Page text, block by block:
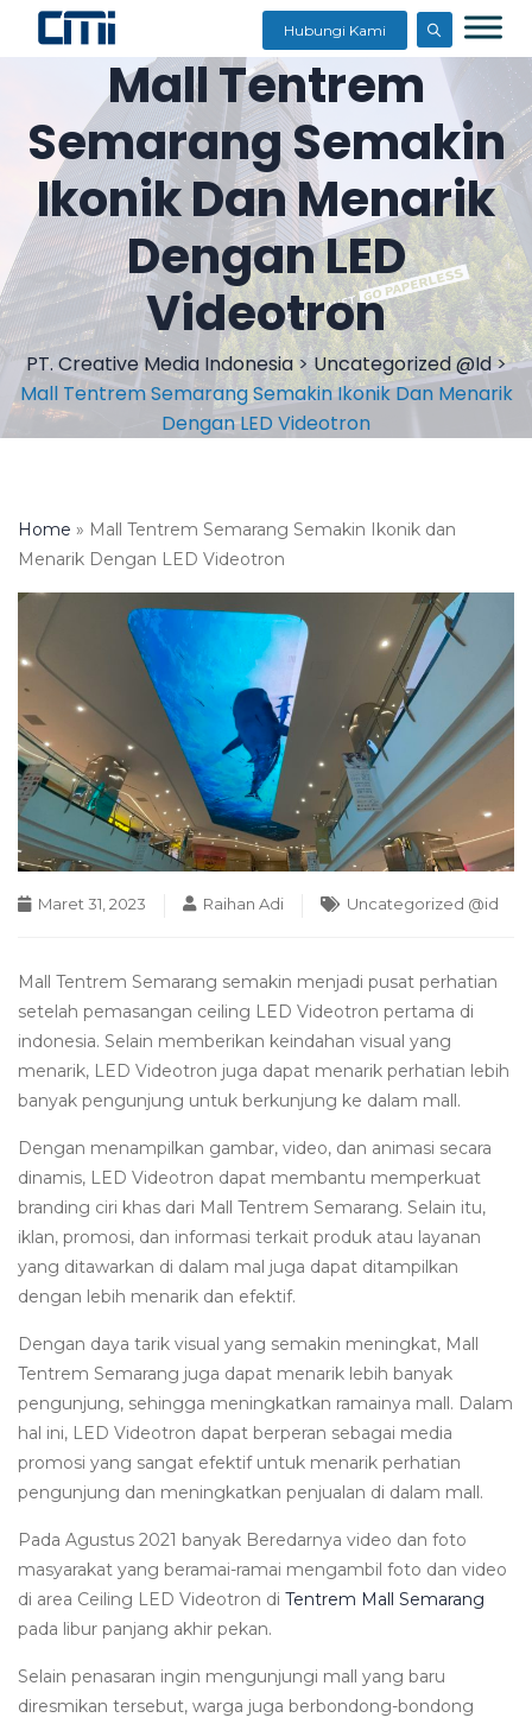
Hubungi Kami
Mall Tentrem
Semarang Semakin
Ikonik Dan Menarik
Dengan LED
Videotron
PT. Creative Media Indonesia>Uncategorized @id>
Mall Tentrem Semarang Semakin Ikonik Dan Menarik
Dengan LED Videotron
Home » Mall Tentrem Semarang Semakin Ikonik dan
Menarik Dengan LED Videotron
Maret 31, 2023 Raihan Adi Uncategorized @id
Mall Tentrem Semarang semakin menjadi pusat perhatian
setelah pemasangan ceiling LED Videotron pertama di
indonesia. Selain memberikan keindahan visual yang
menarik, LED Videotron juga dapat menarik perhatian lebih
banyak pengunjung untuk berkunjung ke dalam mall.
Dengan menampilkan gambar, video, dan animasi secara
dinamis, LED Videotron dapat membantu memperkuat
branding ciri khas dari Mall Tentrem Semarang. Selain itu,
iklan, promosi, dan informasi terkait produk atau layanan
yang ditawarkan di dalam mal juga dapat ditampilkan
dengan lebih menarik dan efektif.
Dengan daya tarik visual yang semakin meningkat, Mall
Tentrem Semarang juga dapat menarik lebih banyak
pengunjung, sehingga meningkatkan ramainya mall. Dalam
hal ini, LED Videotron dapat berperan sebagai media
promosi yang sangat efektif untuk menarik perhatian
pengunjung dan meningkatkan penjualan di dalam mall.
Pada Agustus 2021 banyak Beredarnya video dan foto
masyarakat yang beramai-ramai mengambil foto dan video
di area Ceiling LED Videotron di Tentrem Mall Semarang
pada libur panjang akhir pekan.
Selain penasaran ingin mengunjungi mall yang baru
diresmikan tersebut, warga juga berbondong-bondong